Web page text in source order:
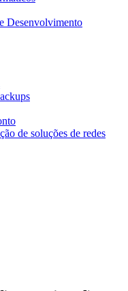
Desenvolvimento
de soluções de redes